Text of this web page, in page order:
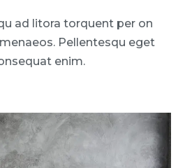
ad litora torquent per on
Pellentesqu eget
enim.